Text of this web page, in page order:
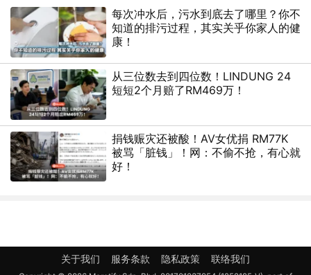
每次冲水后，污水到底去了哪里？你不
知道的排污过程，其实关乎你家人的健
康！
从三位数去到四位数！LINDUNG 24
短短2个月赔了RM469万！
捐钱赈灾还被酸！AV女优捐 RM77K
被骂「脏钱」！网：不偷不抢，有心就
好！
关于我们 服务条款 隐私政策 联络我们